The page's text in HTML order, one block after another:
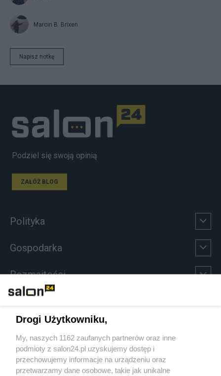
Marcin B. Brixen
Napisz notkę
Podziel się swoją opinią
ZAŁÓŻ BLOG
Polityka
Gospodarka
Rozmaitości
Sport
Społeczeństwo
Drogi Użytkowniku,
My, naszych 1162 zaufanych partnerów oraz inne
podmioty z salon24.pl uzyskujemy dostęp i
przechowujemy informacje na urządzeniu oraz
przetwarzamy dane osobowe, takie jak unikalne